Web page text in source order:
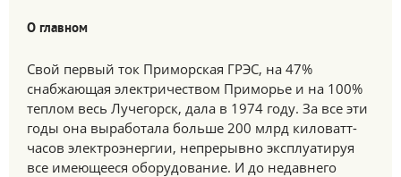
О главном
Свой первый ток Приморская ГРЭС, на 47%
снабжающая электричеством Приморье и на 100%
теплом весь Лучегорск, дала в 1974 году. За все эти
годы она выработала больше 200 млрд киловатт-
часов электроэнергии, непрерывно эксплуатируя
все имеющееся оборудование. И до недавнего